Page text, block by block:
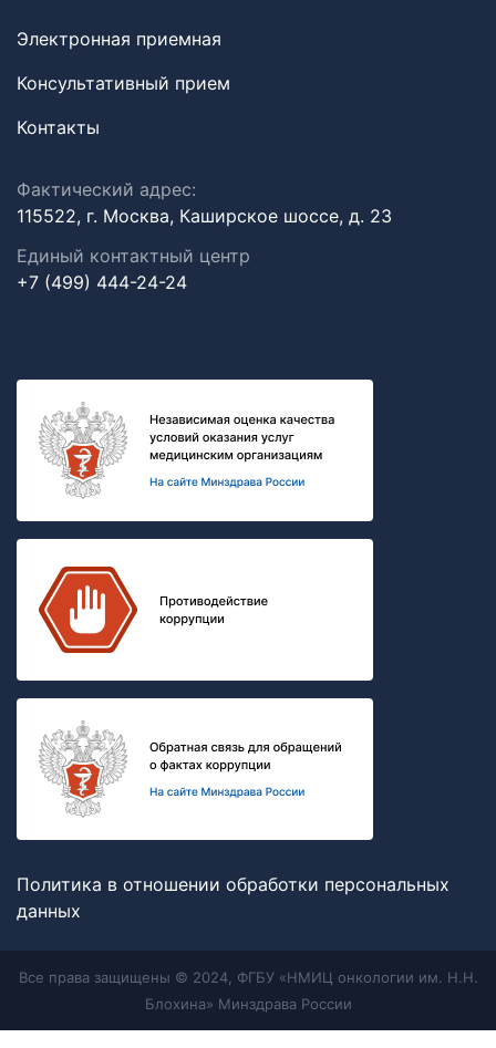
Электронная приемная
Консультативный прием
Контакты
Фактический адрес:
115522, г. Москва, Каширское шоссе, д. 23
Единый контактный центр
+7 (499) 444-24-24
Политика в отношении обработки персональных
данных
Все права защищены © 2024, ФГБУ «НМИЦ онкологии им. Н.Н.
Блохина» Минздрава России